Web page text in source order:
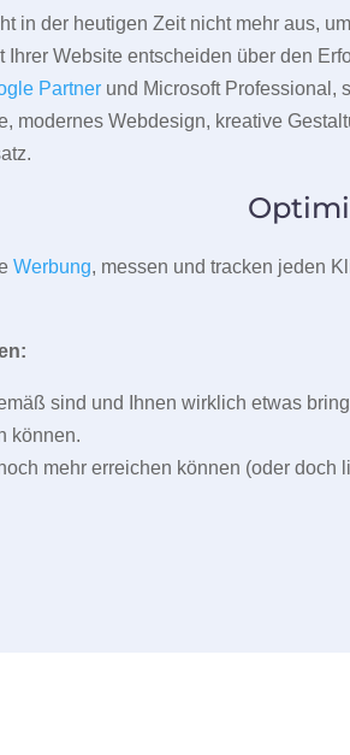
in der heutigen Zeit nicht mehr aus,
Website entscheiden über den
Partner und Microsoft Professional,
modernes Webdesign, kreative
Werbung, messen und tracken jeden
sind und Ihnen wirklich etwas
können.
mehr erreichen können (oder doch